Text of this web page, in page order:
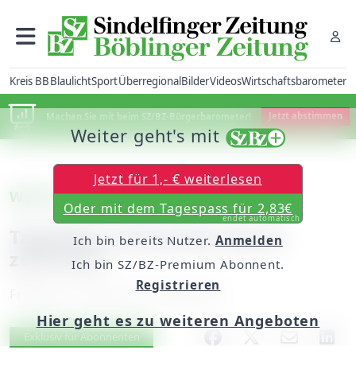
Kreis BBBlaulichtSportÜberregionalBilderVideosWirtschaftsbarometer
Machen Sie mit beim SZ/BZ-Bürgerbarometer! Jetzt abstimmen
Weil der Stadt
Tagsüber zahlreiche Autos
zerkratzt
Freitag, 13. April 2012, 00:00 Uhr
Artikel vorlesen
Exklusiv für Abonnenten
Weiter geht's mit
Jetzt für 1,- € weiterlesen
Oder mit dem Tagespass für 2,83€
endet automatisch
Ich bin bereits Nutzer. Anmelden
Ich bin SZ/BZ-Premium Abonnent.
Registrieren
Hier geht es zu weiteren Angeboten